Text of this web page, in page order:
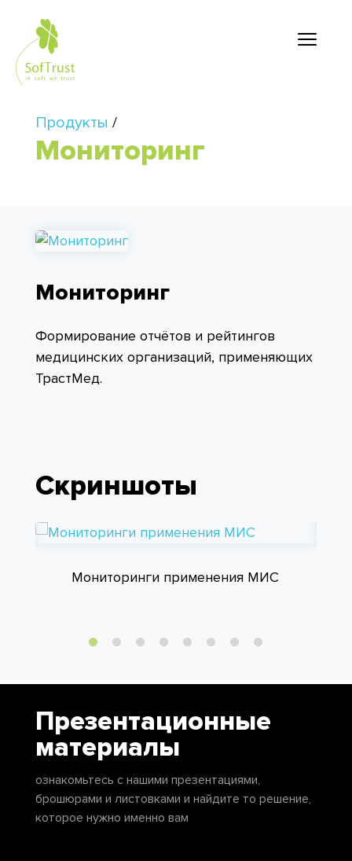
Продукты /
Мониторинг
Мониторинг
Формирование отчётов и рейтингов
медицинских организаций, применяющих
ТрастМед.
Скриншоты
Мониторинги применения МИС
Презентационные
материалы
ознакомьтесь с нашими презентациями,
брошюрами и листовками и найдите то решение,
которое нужно именно вам